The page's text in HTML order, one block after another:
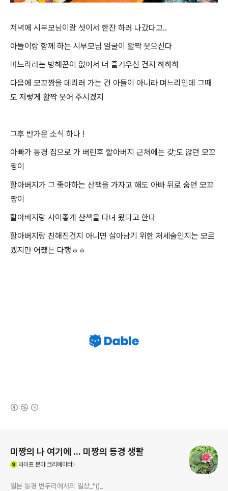
저녁에 시부모님이랑 셋이서 한잔 하러 나갔다고..
아들이랑 함께 하는 시부모님 얼굴이 활짝 웃으신다
며느리라는 방해꾼이 없어서 더 즐거우신 건지 하하하
다음에 모꼬짱을 데리러 가는 건 아들이 아니라 며느리인데 그때
도 저렇게 활짝 웃어 주시겠지
그후 반가운 소식 하나 !
아빠가 동경 집으로 가 버린후 할아버지 근처에는 갖;도 않던 모꼬
짱이
할아버지가 그 좋아하는 산책을 가자고 해도 아빠 뒤로 숨던 모꼬
짱이
할아버지랑 사이좋게 산책을 다녀 왔다고 한다
할아버지랑 친해진건지 아니면 살아남기 위한 처세술인지는 모르
겠지만 어쨌든 다행ㅎㅎ
미짱의 나 여기에 ... 미짱의 동경 생활
라이프분야 크리에이터
일본 동경 변두리에서의 일상_*()_